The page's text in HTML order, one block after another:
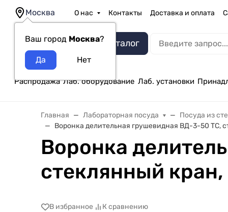
Москва
Ваш город Москва?
О нас Контакты Доставка и оплата
Каталог
Распродажа Лаб. оборудование Лаб. установки
Главная Лабораторная посуда Посуда из
Воронка делительная грушевидная ВД-3-50 ТС,
Воронка
стеклянный
В избранное К сравнению